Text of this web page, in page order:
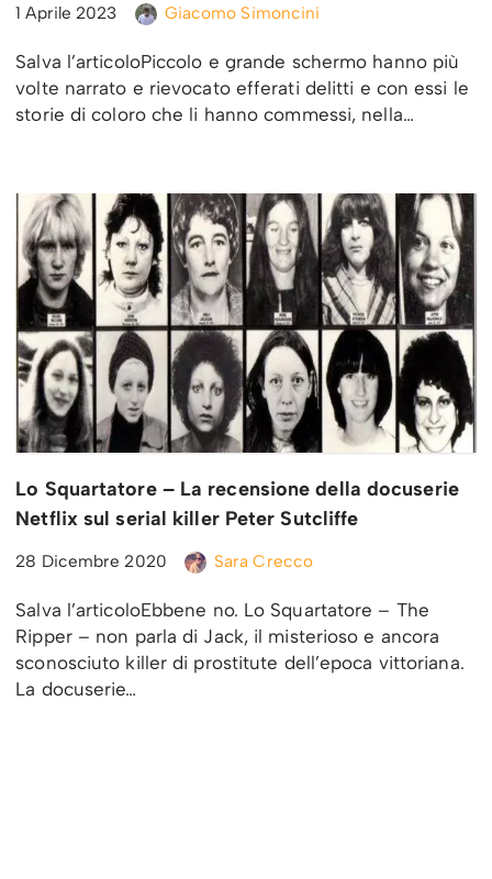
1 Aprile 2023 Giacomo Simoncini
Salva l’articoloPiccolo e grande schermo hanno più
volte narrato e rievocato efferati delitti e con essi le
storie di coloro che li hanno commessi, nella…
Lo Squartatore – La recensione della docuserie
Netflix sul serial killer Peter Sutcliffe
28 Dicembre 2020 Sara Crecco
Salva l’articoloEbbene no. Lo Squartatore – The
Ripper – non parla di Jack, il misterioso e ancora
sconosciuto killer di prostitute dell’epoca vittoriana.
La docuserie…